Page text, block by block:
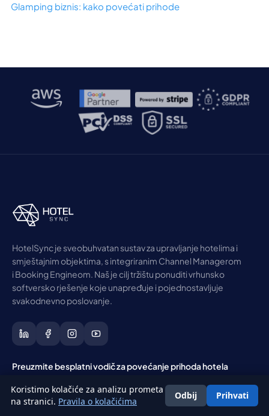
Glamping biznis: kako povećati prihode
HotelSync je sveobuhvatan sustav za upravljanje hotelima i
smještajnim objektima, s integriranim Channel Managerom
i Booking Engineom. Naš je cilj tržištu ponuditi vrhunsko
softversko rješenje koje unapređuje i pojednostavljuje
svakodnevno poslovanje.
Preuzmite besplatni vodič za povećanje prihoda hotela
od 41.000 hotelijera.
Koristimo kolačiće za analizu prometa
na stranici. Pravila o kolačićima
Odbij Prihvati
Hrvatski